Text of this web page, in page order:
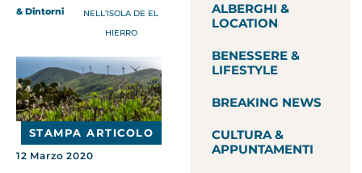
& Dintorni
NELL’ISOLA DE EL
HIERRO
STAMPA ARTICOLO
12 Marzo 2020
ALBERGHI &
LOCATION
BENESSERE &
LIFESTYLE
BREAKING NEWS
CULTURA &
APPUNTAMENTI